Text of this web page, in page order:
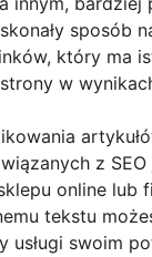
sposób
który ma
w
z
online lub
tekstu
usługi swoim